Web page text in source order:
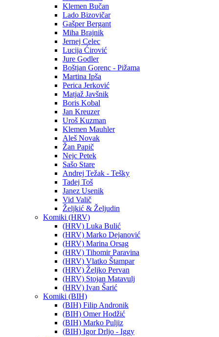
Klemen Bučan
Lado Bizovičar
Gašper Bergant
Miha Brajnik
Jernej Celec
Lucija Ćirović
Jure Godler
Boštjan Gorenc - Pižama
Martina Ipša
Perica Jerković
Matjaž Javšnik
Boris Kobal
Jan Kreuzer
Uroš Kuzman
Klemen Mauhler
Aleš Novak
Žan Papič
Nejc Petek
Sašo Stare
Andrej Težak - Tešky
Tadej Toš
Janez Usenik
Vid Valič
Željkić & Željudin
Komiki (HRV)
(HRV) Luka Bulić
(HRV) Marko Dejanović
(HRV) Marina Orsag
(HRV) Tihomir Paravina
(HRV) Vlatko Štampar
(HRV) Željko Pervan
(HRV) Stojan Matavulj
(HRV) Ivan Šarić
Komiki (BIH)
(BIH) Filip Andronik
(BIH) Omer Hodžić
(BIH) Marko Puljiz
(BIH) Igor Drljo - Iggy